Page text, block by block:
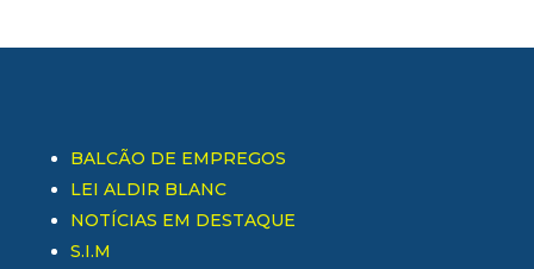
BALCÃO DE EMPREGOS
LEI ALDIR BLANC
NOTÍCIAS EM DESTAQUE
S.I.M